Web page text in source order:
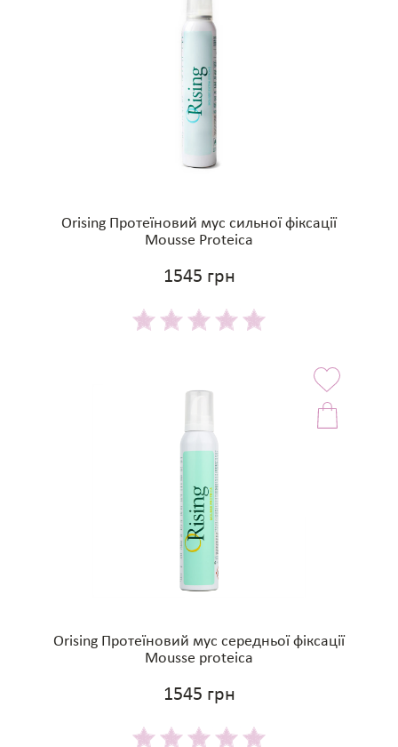
Orising Протеїновий мус сильної фіксації
Mousse Proteica
1545 грн
Orising Протеїновий мус середньої фіксації
Mousse proteica
1545 грн